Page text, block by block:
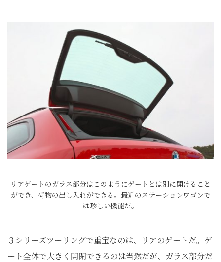
リアゲートのガラス部分はこのようにゲートとは別に開けること
ができ、荷物の出し入れができる。最近のステーションワゴンで
は珍しい機能だ。
３シリーズツーリングで重宝なのは、リアのゲートだ。ゲ
ート全体で大きく開閉できるのは当然だが、ガラス部分だ